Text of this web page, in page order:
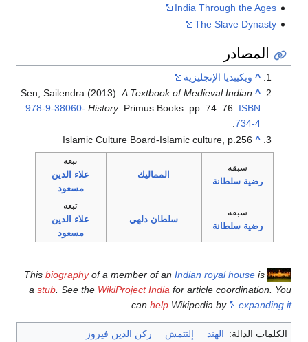
India Through the Ages
The Slave Dynasty
المصادر
^ ويكيبديا الإنجليزية
^
Sen, Sailendra (2013).A Textbook of Medieval Indian
History. Primus Books. pp. 74–76. ISBN
978-9-38060-
734-4
.
^
Islamic Culture Board-Islamic culture, p.256
سبقه
رضية سلطانة
المماليك
تبعه
علاء الدين
مسعود
سبقه
رضية سلطانة
سلطان دلهي
تبعه
علاء الدين
مسعود
This biographyof a member of an Indian royal house is
a stub . See the WikiProject India for article coordination. You
can help Wikipedia by expanding it
الكلمات الدالة: الهند إلتتمش
ركن الدين فيروز